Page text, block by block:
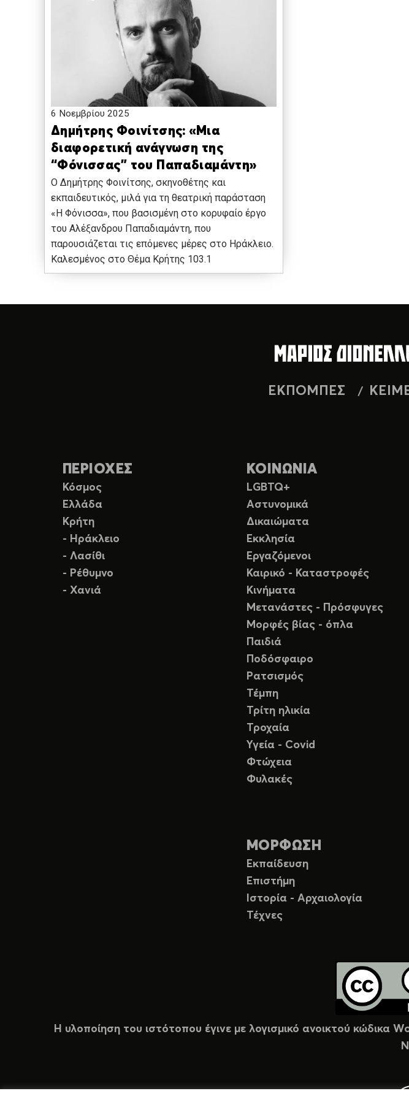
6 Νοεμβρίου 2025
Δημήτρης Φοινίτσης: «Μια
διαφορετική ανάγνωση της
“Φόνισσας” του Παπαδιαμάντη»
O Δημήτρης Φοινίτσης, σκηνοθέτης και
εκπαιδευτικός, μιλά για τη θεατρική παράσταση
«Η Φόνισσα», που βασισμένη στο κορυφαίο έργο
του Αλέξανδρου Παπαδιαμάντη, που
παρουσιάζεται τις επόμενες μέρες στο Ηράκλειο.
Καλεσμένος στο Θέμα Κρήτης 103.1
ΕΚΠΟΜΠΕΣ
ΠΕΡΙΟΧΕΣ
Κόσμος
Ελλάδα
Κρήτη
- Ηράκλειο
- Λασίθι
- Ρέθυμνο
- Χανιά
ΚΟΙΝΩΝΙΑ
LGBTQ+
Αστυνομικά
Δικαιώματα
Εκκλησία
Εργαζόμενοι
Καιρικό - Καταστροφές
Κινήματα
Μετανάστες - Πρόσφυγες
Μορφές βίας - όπλα
Παιδιά
Ποδόσφαιρο
Ρατσισμός
Τέμπη
Τρίτη ηλικία
Τροχαία
Υγεία - Covid
Φτώχεια
Φυλακές
ΜΟΡΦΩΣΗ
Εκπαίδευση
Επιστήμη
Ιστορία - Αρχαιολογία
Τέχνες
Η υλοποίηση του ιστότοπου έγινε με λογισμικό ανοικτού